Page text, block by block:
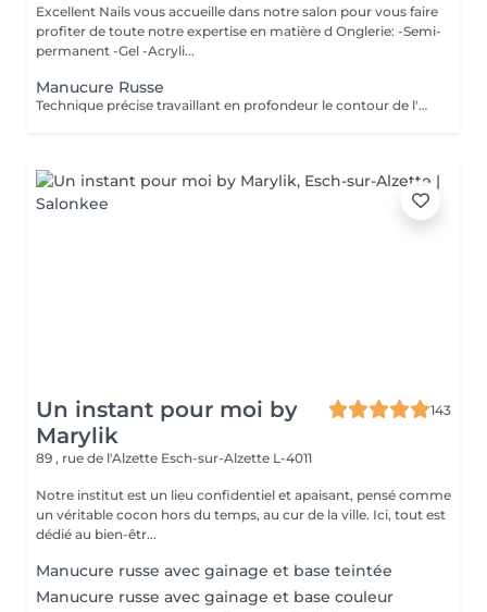
Excellent Nails vous accueille dans notre salon pour vous faire
profiter de toute notre expertise en matière d Onglerie: -Semi-
permanent -Gel -Acryli...
Manucure Russe
Technique précise travaillant en profondeur le contour de l'ongle et les cuticules, pour une finition nette, durable et parfaitement soignée. Idéal avant la pose de vernis ou gel/acrylique.
Un instant pour moi by
Marylik
143
89 , rue de l'Alzette Esch-sur-Alzette L-4011
Notre institut est un lieu confidentiel et apaisant, pensé comme
un véritable cocon hors du temps, au cur de la ville. Ici, tout est
dédié au bien-êtr...
Manucure russe avec gainage et base teintée
Manucure russe avec gainage et base couleur